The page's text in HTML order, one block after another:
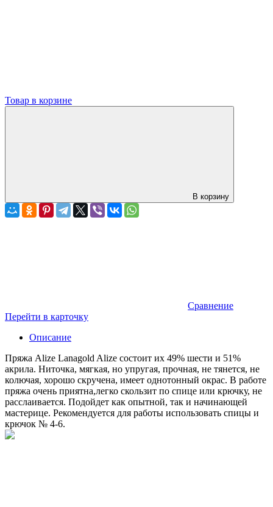
Товар в корзине
В корзину
Сравнение
Перейти в карточку
Описание
Пряжа Alize Lanagold Alize состоит их 49% шести и 51%
акрила. Ниточка, мягкая, но упругая, прочная, не тянется, не
колючая, хорошо скручена, имеет однотонный окрас. В работе
пряжа очень приятна,легко скользит по спице или крючку, не
расслаивается. Подойдет как опытной, так и начинающей
мастерице. Рекомендуется для работы использовать спицы и
крючок № 4-6.